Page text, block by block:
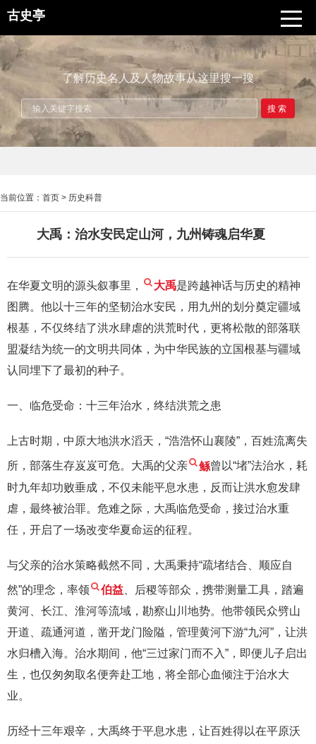
古史亭
了解历史名人及人物故事从这里搜一搜
搜索
当前位置： 首页 > 历史科普
大禹：治水安民定山河，九州铸魂启华夏
在华夏文明的源头叙事里， 大禹是跨越神话与历史的精神
图腾。他以十三年的坚韧治水安民，用九州的划分奠定疆域
根基，不仅终结了洪水肆虐的洪荒时代，更将松散的部落联
盟凝结为统一的文明共同体，为中华民族的立国根基与疆域
认同埋下了最初的种子。
一、临危受命：十三年治水，终结洪荒之患
上古时期，中原大地洪水滔天，“浩浩怀山襄陵”，百姓流离失
所，部落生存岌岌可危。大禹的父亲 鲧曾以“堵”法治水，耗
时九年却功败垂成，不仅未能平息水患，反而让洪水愈发肆
虐，最终被治罪。危难之际，大禹临危受命，接过治水重
任，开启了一场改变华夏命运的征程。
与父亲的治水策略截然不同，大禹秉持“疏堵结合、顺应自
然”的理念，率领 伯益 、后稷等部众，携带测量工具，踏遍
黄河、长江、淮河等流域，勘察山川地势。他带领民众劈山
开道、疏通河道，凿开龙门险隘，管理黄河下游“九河”，让洪
水归槽入海。治水期间，他“三过家门而不入”，即便儿子启出
生，也仅匆匆取名便奔赴工地，将全部心血倾注于治水大
业。
历经十三年艰辛，大禹终于平息水患，让百姓得以在平原沃